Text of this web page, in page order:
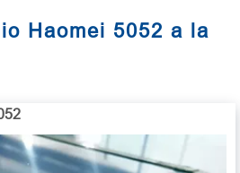
Haomei 5052 a la